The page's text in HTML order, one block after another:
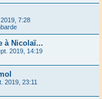
7:28
à Nicolaï...
2019, 14:19
2019, 23:11